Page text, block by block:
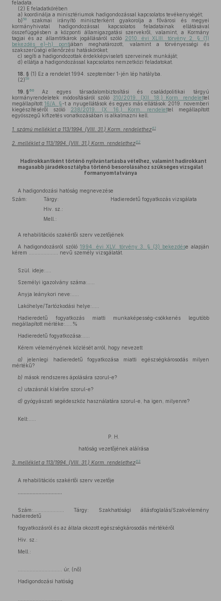
feladata.
(2) E feladatkörében
a) koordinálja a minisztériumok hadigondozással kapcsolatos tevékenységét;
b)58
szakmai irányító miniszterként gyakorolja a fővárosi és megyei
kormányhivatal hadigondozással kapcsolatos feladatainak ellátásával
összefüggésben a központi államigazgatási szervekről, valamint, a Kormány
tagjai és az államtitkárok jogállásáról szóló 2010. évi XLIII. törvény 2. § (1)
bekezdés e)–h) pontjában meghatározott, valamint a törvényességi és
szakszerűségi ellenőrzési hatásköröket;
c) segíti a hadigondozottak érdekképviseleti szerveinek munkáját;
d) ellátja a hadigondozással kapcsolatos nemzetközi feladatokat.
18. § (1) Ez a rendelet 1994. szeptember 1-jén lép hatályba.
(2)59
19. § 60
Az egyes társadalombiztosítási és családpolitikai tárgyú
kormányrendeletek módosításáról szóló310/2019. (XII. 18.) Korm. rendelettel
megállapított 16/A. §-t a nyugellátások és egyes más ellátások 2019. novemberi
kiegészítéséről szóló
238/2019. (X. 16.) Korm. rendelettel megállapított
egyösszegű kifizetés vonatkozásában is alkalmazni kell.
1. számú melléklet a 113/1994. (VIII. 31.) Korm. rendelethez61
2. melléklet a 113/1994. (VIII. 31.) Korm. rendelethez62
Hadirokkantként történő nyilvántartásba vételhez, valamint hadirokkant
magasabb járadékosztályba történő besorolásához szükséges vizsgálat
formanyomtatványa
A hadigondozási hatóság megnevezése
Szám:
Tárgy:
Hadieredetű fogyatkozás vizsgálata
Hiv. sz.:
Mell.:
A rehabilitációs szakértői szerv vezetőjének
A hadigondozásról szóló1994. évi XLV. törvény 3. § (3) bekezdése alapján
kérem .................... nevű személy vizsgálatát.
Szül. ideje:....
Személyi igazolvány száma:.....
Anyja leánykori neve:.....
Lakóhelye/Tartózkodási helye:.....
Hadieredetű fogyatkozás miatti munkaképesség-csökkenés legutóbb
megállapított mértéke:.....%
Hadieredetű fogyatkozása:.....
Kérem véleményének közlését arról, hogy nevezett
a) jelenlegi hadieredetű fogyatkozása miatti egészségkárosodás milyen
mértékű?
b) mások rendszeres ápolására szorul-e?
c) utazásnál kísérőre szorul-e?
d) gyógyászati segédeszköz használatára szorul-e, ha igen, milyenre?
Kelt:.....
P. H.
hatóság vezetőjének aláírása
3. melléklet a 113/1994. (VIII. 31.) Korm. rendelethez63
A rehabilitációs szakértői szerv vezetője
Szám:………………… Tárgy: Szakhatósági állásfoglalás/Szakvélemény
hadieredetű
fogyatkozásról és az általa okozott egészségkárosodás mértékéről
Hiv. sz.:
Mell.:
………………………… úr, (nő)
Hadigondozási hatóság